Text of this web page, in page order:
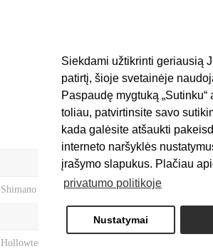
Siekdami užtikrinti geriausią
patirtį, šioje svetainėje
Paspaudę mygtuką „Sutinku“
toliau, patvirtinsite savo
kada galėsite atšaukti
interneto naršyklės
įrašymo slapukus. Plačiau
privatumo politikoje
Nustatymai
Shimano
Hollowtech